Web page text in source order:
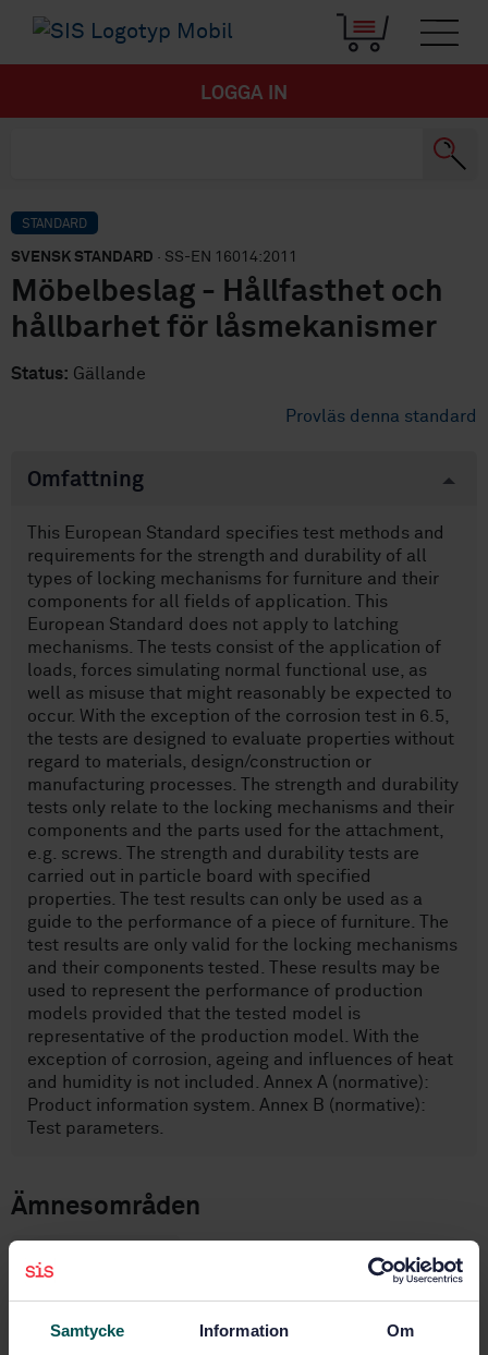
Samtycke Information Om
LOGGA IN
STANDARD
SVENSK STANDARD · SS-EN 16014:2011
Möbelbeslag - Hållfasthet och
hållbarhet för låsmekanismer
Status: Gällande
Provläs denna standard
Omfattning
This European Standard specifies test methods and
requirements for the strength and durability of all
types of locking mechanisms for furniture and their
components for all fields of application. This
European Standard does not apply to latching
mechanisms. The tests consist of the application of
loads, forces simulating normal functional use, as
well as misuse that might reasonably be expected to
occur. With the exception of the corrosion test in 6.5,
the tests are designed to evaluate properties without
regard to materials, design/construction or
manufacturing processes. The strength and durability
tests only relate to the locking mechanisms and their
components and the parts used for the attachment,
e.g. screws. The strength and durability tests are
carried out in particle board with specified
properties. The test results can only be used as a
guide to the performance of a piece of furniture. The
test results are only valid for the locking mechanisms
and their components tested. These results may be
used to represent the performance of production
models provided that the tested model is
representative of the production model. With the
exception of corrosion, ageing and influences of heat
and humidity is not included. Annex A (normative):
Product information system. Annex B (normative):
Test parameters.
Ämnesområden
Möbler (97.140)
Köp denna standard